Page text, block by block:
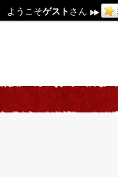
ようこそゲスト さん